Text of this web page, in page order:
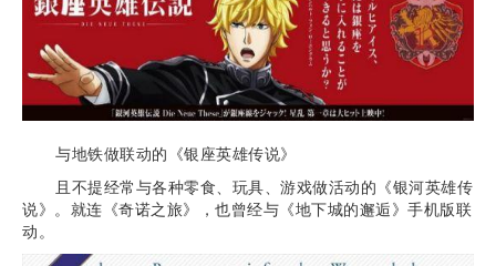
与地铁做联动的《银座英雄传说》
且不提经常与各种零食、玩具、游戏做活动的《银河英雄传
说》。就连《奇诺之旅》，也曾经与《地下城的邂逅》手机版联
动。